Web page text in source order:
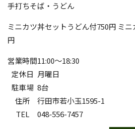
手打ちそば・うどん
ミニカツ丼セットうどん付750円 ミ
円
営業時間11:00～18:30
定休日 月曜日
駐車場 8台
住所
行田市若小玉1595-1
TEL
048-556-7457